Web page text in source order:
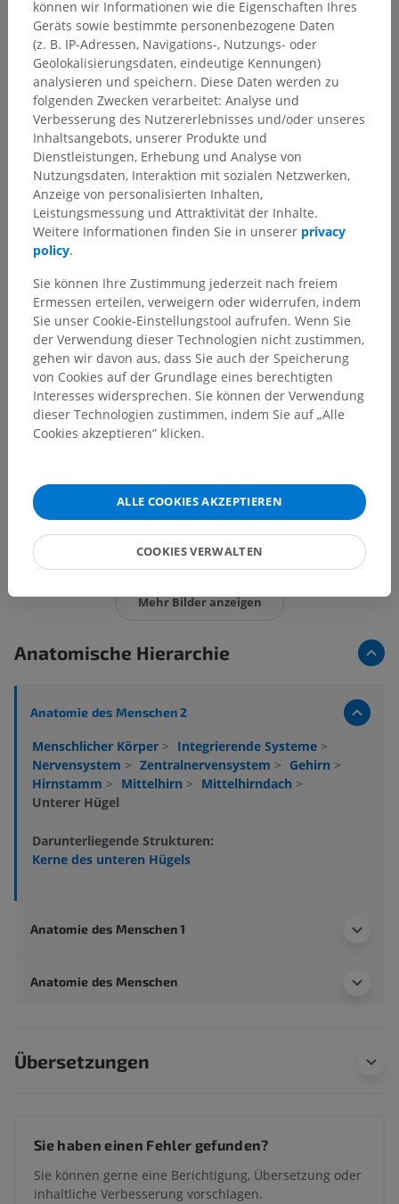
15 Bilder von 18
Mehr Bilder anzeigen
Anatomische Hierarchie
Anatomie des Menschen 2
Menschlicher Körper > Integrierende Systeme >
Nervensystem > Zentralnervensystem > Gehirn >
Hirnstamm > Mittelhirn > Mittelhirndach >
Unterer Hügel
Darunterliegende Strukturen:
Kerne des unteren Hügels
Anatomie des Menschen 1
Anatomie des Menschen
Übersetzungen
Sie haben einen Fehler gefunden?
Sie können gerne eine Berichtigung, Übersetzung oder
inhaltliche Verbesserung vorschlagen.
können wir Informationen wie die Eigenschaften Ihres
Geräts sowie bestimmte personenbezogene Daten
(z. B. IP-Adressen, Navigations-, Nutzungs- oder
Geolokalisierungsdaten, eindeutige Kennungen)
analysieren und speichern. Diese Daten werden zu
folgenden Zwecken verarbeitet: Analyse und
Verbesserung des Nutzererlebnisses und/oder unseres
Inhaltsangebots, unserer Produkte und
Dienstleistungen, Erhebung und Analyse von
Nutzungsdaten, Interaktion mit sozialen Netzwerken,
Anzeige von personalisierten Inhalten,
Leistungsmessung und Attraktivität der Inhalte.
Weitere Informationen finden Sie in unserer privacy
policy.
Sie können Ihre Zustimmung jederzeit nach freiem
Ermessen erteilen, verweigern oder widerrufen, indem
Sie unser Cookie-Einstellungstool aufrufen. Wenn Sie
der Verwendung dieser Technologien nicht zustimmen,
gehen wir davon aus, dass Sie auch der Speicherung
von Cookies auf der Grundlage eines berechtigten
Interesses widersprechen. Sie können der Verwendung
dieser Technologien zustimmen, indem Sie auf „Alle
Cookies akzeptieren“ klicken.
ALLE COOKIES AKZEPTIEREN
COOKIES VERWALTEN